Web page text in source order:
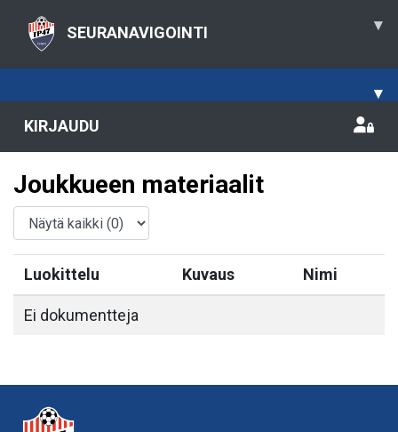
SEURANAVIGOINTI ▾
▾
KIRJAUDU
Joukkueen materiaalit
Luokittelu Kuvaus Nimi
Ei dokumentteja